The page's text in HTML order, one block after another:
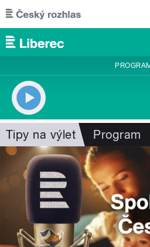
Přejít k hlavnímu obsahu
Tipy na výlet Program